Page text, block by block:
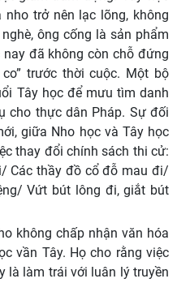
trở nên lạc lõng, không
ông cống là sản phẩm
đã không còn chỗ đứng
trước thời cuộc. Một bộ
Tây học để mưu tìm danh
cho thực dân Pháp. Sự đối
giữa Nho học và Tây học
thay đổi chính sách thi cử:
Các thầy đồ cổ đỗ mau đi/
Vứt bút lông đi, giắt bút
không chấp nhận văn hóa
vần Tây. Họ cho rằng việc
là làm trái với luân lý truyền